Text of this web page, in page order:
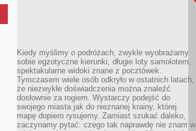
Kiedy myślimy o podróżach, zwykle wyobrażamy
sobie egzotyczne kierunki, długie loty samolotem,
spektakularne widoki znane z pocztówek.
Tymczasem wiele osób odkryło w ostatnich latach,
że niezwykłe doświadczenia można znaleźć
dosłownie za rogiem. Wystarczy podejść do
swojego miasta jak do nieznanej krainy, której
mapę dopiero rysujemy. Zamiast szukać daleko,
zaczynamy pytać: czego tak naprawdę nie znam w